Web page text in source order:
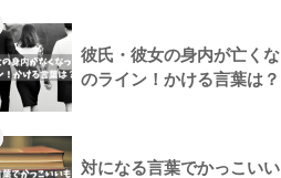
彼氏・彼女の身内が亡く
のライン！かける言葉は？
対になる言葉でかっこい